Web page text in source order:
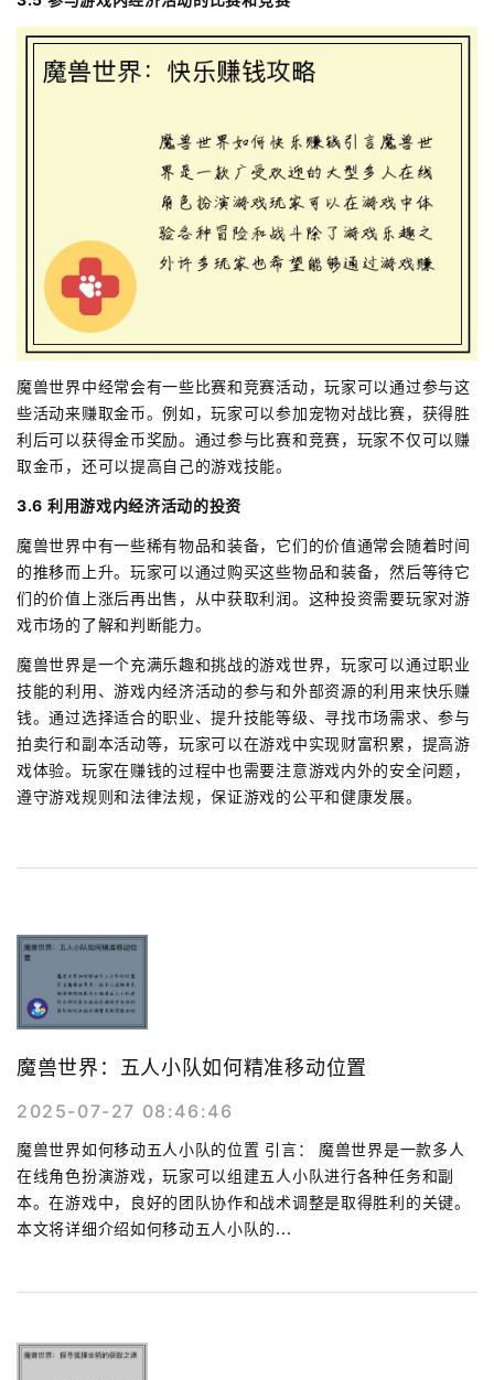
魔兽世界中经常会有一些比赛和竞赛活动，玩家可以通过参与这
些活动来赚取金币。例如，玩家可以参加宠物对战比赛，获得胜
利后可以获得金币奖励。通过参与比赛和竞赛，玩家不仅可以赚
取金币，还可以提高自己的游戏技能。
3.6 利用游戏内经济活动的投资
魔兽世界中有一些稀有物品和装备，它们的价值通常会随着时间
的推移而上升。玩家可以通过购买这些物品和装备，然后等待它
们的价值上涨后再出售，从中获取利润。这种投资需要玩家对游
戏市场的了解和判断能力。
魔兽世界是一个充满乐趣和挑战的游戏世界，玩家可以通过职业
技能的利用、游戏内经济活动的参与和外部资源的利用来快乐赚
钱。通过选择适合的职业、提升技能等级、寻找市场需求、参与
拍卖行和副本活动等，玩家可以在游戏中实现财富积累，提高游
戏体验。玩家在赚钱的过程中也需要注意游戏内外的安全问题，
遵守游戏规则和法律法规，保证游戏的公平和健康发展。
魔兽世界：五人小队如何精准移动位置
2025-07-27 08:46:46
魔兽世界如何移动五人小队的位置 引言： 魔兽世界是一款多人
在线角色扮演游戏，玩家可以组建五人小队进行各种任务和副
本。在游戏中，良好的团队协作和战术调整是取得胜利的关键。
本文将详细介绍如何移动五人小队的...